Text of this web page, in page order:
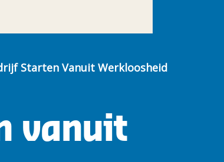
Starten Vanuit Werkloosheid
vanuit